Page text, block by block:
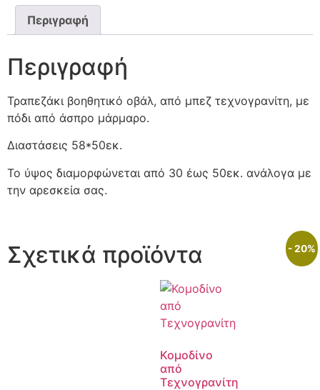
Περιγραφή
Περιγραφή
Τραπεζάκι βοηθητικό οβάλ, από μπεζ τεχνογρανίτη, με
πόδι από άσπρο μάρμαρο.
Διαστάσεις 58*50εκ.
Το ύψος διαμορφώνεται από 30 έως 50εκ. ανάλογα με
την αρεσκεία σας.
Σχετικά προϊόντα - 20%
Κομοδίνο
από
Τεχνογρανίτη